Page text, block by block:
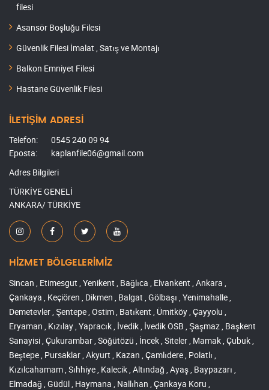
filesi
Asansör Boşluğu Filesi
Güvenlik Filesi İmalat , Satış ve Montajı
Balkon Emniyet Filesi
Hastane Güvenlik Filesi
İLETİŞİM ADRESİ
Telefon:
0545 240 09 94
Eposta:
kaplanfile06@gmail.com
Adres Bilgileri
TÜRKİYE GENELİ
ANKARA/ TÜRKİYE
HİZMET BÖLGELERİMİZ
Sincan , Etimesgut , Yenikent , Bağlıca , Elvankent , Ankara ,
Çankaya , Keçiören , Dikmen , Balgat , Gölbaşı , Yenimahalle ,
Demetevler , Şentepe , Ostim , Batıkent , Ümitköy , Çayyolu ,
Eryaman , Kızılay , Yapracık , İvedik , İvedik OSB , Şaşmaz , Başkent
Sanayisi , Çukurambar , Söğütözü , İncek , Siteler , Mamak , Çubuk ,
Beştepe , Pursaklar , Akyurt , Kazan , Çamlıdere , Polatlı ,
Kızılcahamam , Sıhhiye , Kalecik , Altındağ , Ayaş , Baypazarı ,
Elmadağ , Güdül , Haymana , Nallıhan , Çankaya Koru ,